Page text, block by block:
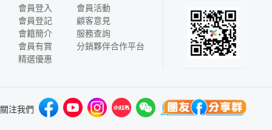
會員登入
會員登記
會籍簡介
會員有賞
精選優惠
會員活動
顧客意見
服務查詢
分銷夥伴合作平台
關注我們